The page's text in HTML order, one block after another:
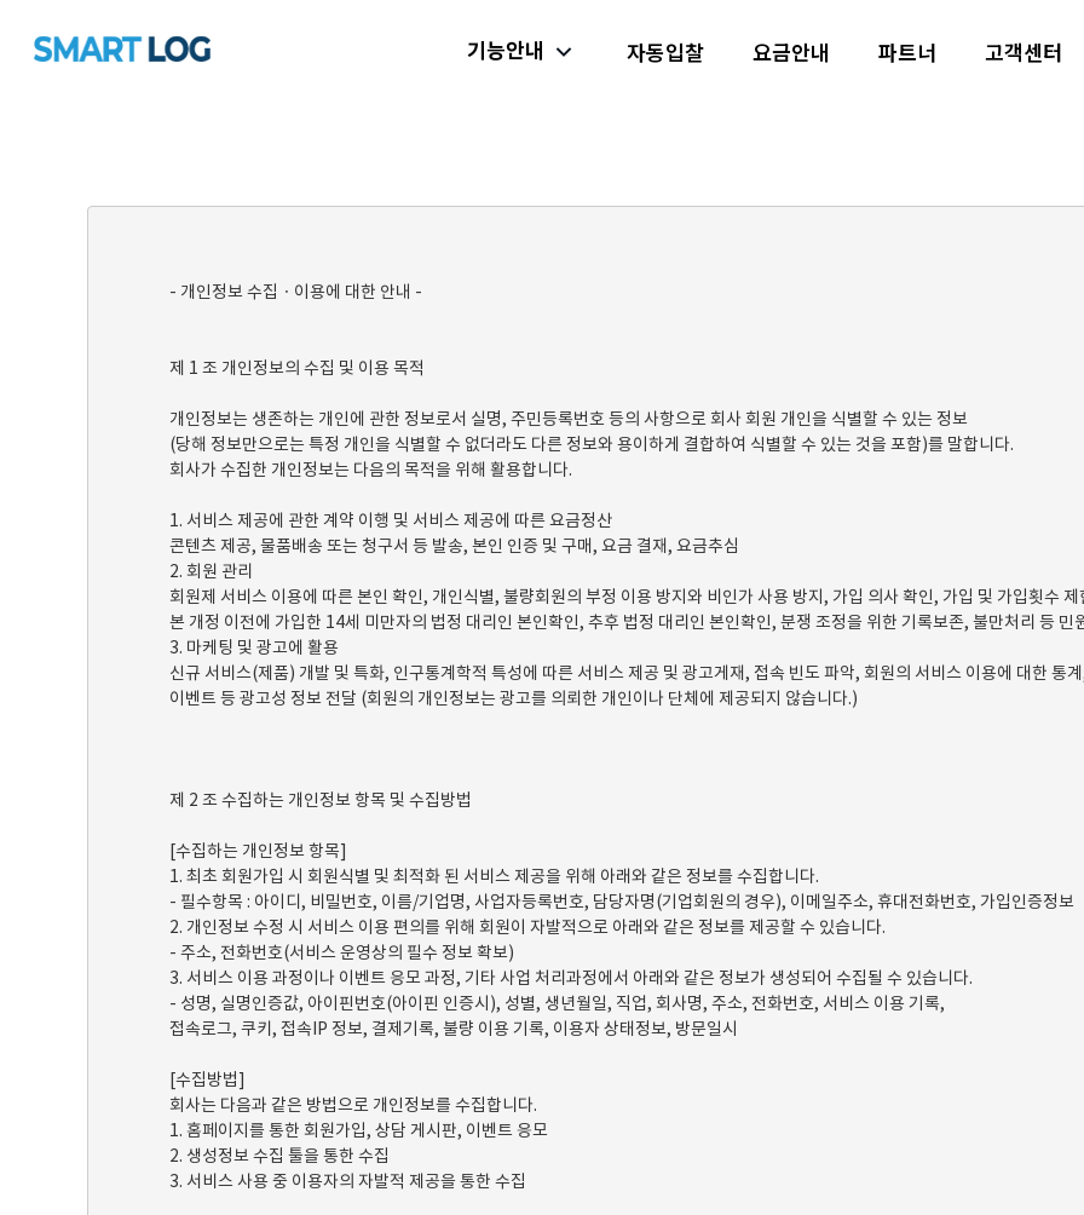
기능안내 자동입찰 요금안내 파트너 고객센터
- 개인정보 수집ㆍ이용에 대한 안내 -
제 1 조 개인정보의 수집 및 이용 목적
개인정보는 생존하는 개인에 관한 정보로서 실명, 주민등록번호 등의 사항으로 회사 회원 개인을 식별할 수 있는 정보
(당해 정보만으로는 특정 개인을 식별할 수 없더라도 다른 정보와 용이하게 결합하여 식별할 수 있는 것을 포함)를 말합니다.
회사가 수집한 개인정보는 다음의 목적을 위해 활용합니다.
1. 서비스 제공에 관한 계약 이행 및 서비스 제공에 따른 요금정산
콘텐츠 제공, 물품배송 또는 청구서 등 발송, 본인 인증 및 구매, 요금 결재, 요금추심
2. 회원 관리
회원제 서비스 이용에 따른 본인 확인, 개인식별, 불량회원의 부정 이용 방지와 비인가 사용 방지, 가입 의사 확인, 가입 및 가입횟수 제
본 개정 이전에 가입한 14세 미만자의 법정 대리인 본인확인, 추후 법정 대리인 본인확인, 분쟁 조정을 위한 기록보존, 불만처리 등 민
3. 마케팅 및 광고에 활용
신규 서비스(제품) 개발 및 특화, 인구통계학적 특성에 따른 서비스 제공 및 광고게재, 접속 빈도 파악, 회원의 서비스 이용에 대한 통
이벤트 등 광고성 정보 전달 (회원의 개인정보는 광고를 의뢰한 개인이나 단체에 제공되지 않습니다.)
제 2 조 수집하는 개인정보 항목 및 수집방법
[수집하는 개인정보 항목]
1. 최초 회원가입 시 회원식별 및 최적화 된 서비스 제공을 위해 아래와 같은 정보를 수집합니다.
- 필수항목 : 아이디, 비밀번호, 이름/기업명, 사업자등록번호, 담당자명(기업회원의 경우), 이메일주소, 휴대전화번호, 가입인증정보
2. 개인정보 수정 시 서비스 이용 편의를 위해 회원이 자발적으로 아래와 같은 정보를 제공할 수 있습니다.
- 주소, 전화번호(서비스 운영상의 필수 정보 확보)
3. 서비스 이용 과정이나 이벤트 응모 과정, 기타 사업 처리과정에서 아래와 같은 정보가 생성되어 수집될 수 있습니다.
- 성명, 실명인증값, 아이핀번호(아이핀 인증시), 성별, 생년월일, 직업, 회사명, 주소, 전화번호, 서비스 이용 기록,
접속로그, 쿠키, 접속IP 정보, 결제기록, 불량 이용 기록, 이용자 상태정보, 방문일시
[수집방법]
회사는 다음과 같은 방법으로 개인정보를 수집합니다.
1. 홈페이지를 통한 회원가입, 상담 게시판, 이벤트 응모
2. 생성정보 수집 툴을 통한 수집
3. 서비스 사용 중 이용자의 자발적 제공을 통한 수집